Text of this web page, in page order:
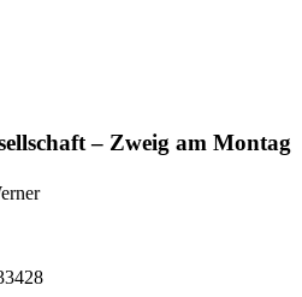
– Zweig am Montag